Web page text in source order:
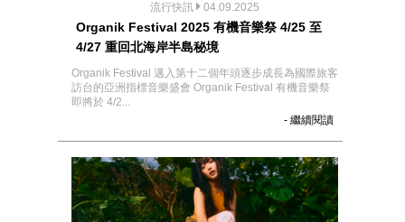
流行快訊 04.09.2025
Organik Festival 2025 有機音樂祭 4/25 至
4/27 重回北海岸半島秘境
Organik Festival 邁入第十二個年頭逐步成長為國際旅客
訪台的亞洲指標音樂盛會 Organik Festival 有機音樂祭
即將於 4/2...
- 繼續閱讀